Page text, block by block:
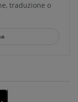
traduzione o